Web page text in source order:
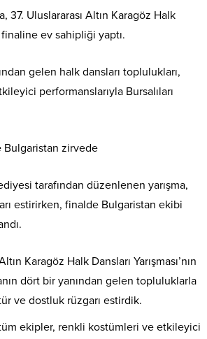
37. Uluslararası Altın Karagöz Halk
finaline ev sahipliği yaptı.
gelen halk dansları toplulukları,
performanslarıyla Bursalıları
tarafından düzenlenen yarışma,
estirirken, finalde Bulgaristan ekibi
Karagöz Halk Dansları Yarışması’nın
dört bir yanından gelen topluluklarla
ve dostluk rüzgarı estirdik.
ekipler, renkli kostümleri ve etkileyici